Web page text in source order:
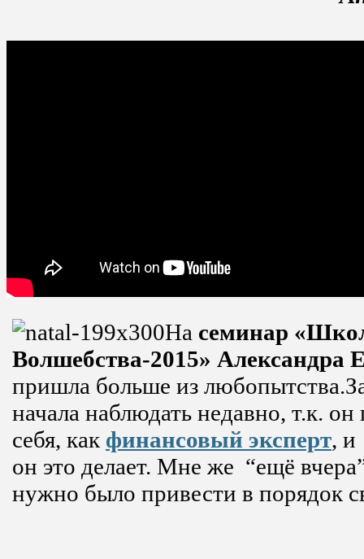
На семинар
Волшебства-2015» Александра
пришла больше из
начала наблюдать недавно, т.к.
себя, как финансовый эксперт, и
он это делает. Мне же “ещё
нужно было привести в порядок